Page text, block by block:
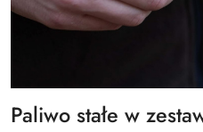
Paliwo stałe w